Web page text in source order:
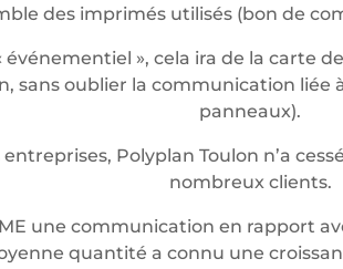
des imprimés utilisés (bon de
», cela ira de la carte
sans oublier la communication liée
panneaux).
Polyplan Toulon n’a
nombreux clients.
une communication en rapport
quantité a connu une